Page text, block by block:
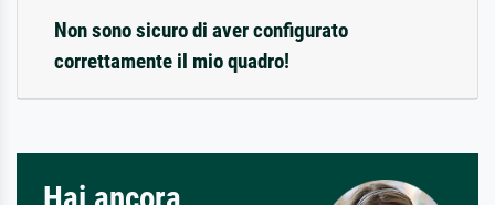
Non sono sicuro di aver configurato
correttamente il mio quadro!